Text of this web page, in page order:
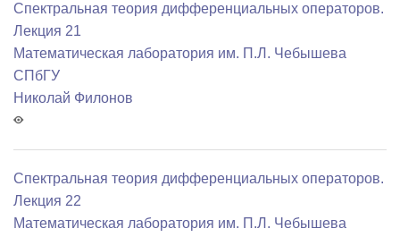
Спектральная теория дифференциальных операторов.
Лекция 21
Математичеcкая лаборатория им. П.Л. Чебышева
СПбГУ
Николай Филонов
Спектральная теория дифференциальных операторов.
Лекция 22
Математичеcкая лаборатория им. П.Л. Чебышева